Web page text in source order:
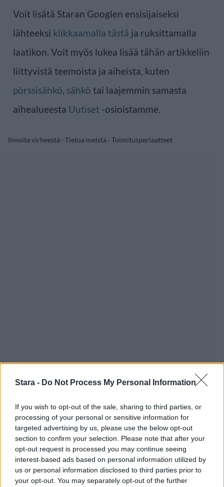
Stara - Do Not Process My Personal Information
If you wish to opt-out of the sale, sharing to third parties, or
processing of your personal or sensitive information for
targeted advertising by us, please use the below opt-out
section to confirm your selection. Please note that after your
opt-out request is processed you may continue seeing
interest-based ads based on personal information utilized by
us or personal information disclosed to third parties prior to
your opt-out. You may separately opt-out of the further
Voit lisätä Staran Googlen ensisijaiseksi
lähteeksi klikkaamalla tästä ja ruksittamalla
laatikon. Voit myös lukea lisää tähän artikkeliin
liittyvistä teemoista ja aiheista, kuten
pörssisähkö, sähkö tai laajemmin samasta
aihealueesta Uutiset -osioistamme.
Ilmoita virheestä · Tietoa meistä · Toimitusperiaatteet